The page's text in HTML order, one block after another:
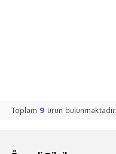
Toplam 9 ürün bulunmaktadır.